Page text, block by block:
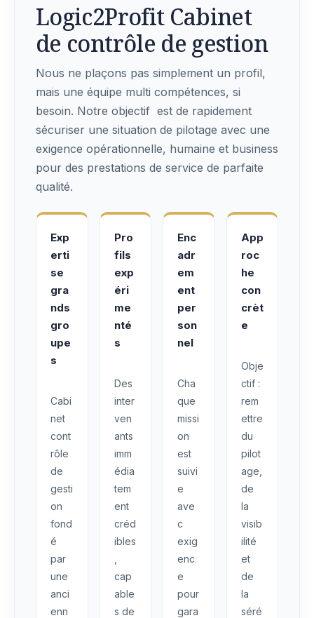
Logic2Profit Cabinet
de contrôle de gestion
Nous ne plaçons pas simplement un profil,
mais une équipe multi compétences, si
besoin. Notre objectif est de rapidement
sécuriser une situation de pilotage avec une
exigence opérationnelle, humaine et business
pour des prestations de service de parfaite
qualité.
Exp
erti
se
gra
nds
gro
upe
s
Cabi
net
cont
rôle
de
gesti
on
fond
é
par
une
anci
enn
Pro
fils
exp
éri
me
nté
s
Des
inter
ven
ants
imm
édia
tem
ent
créd
ibles
cap
able
s de
Enc
adr
em
ent
per
son
nel
Cha
que
missi
on
est
suivi
e
ave
c
exig
enc
e
pour
gara
App
roc
he
con
crèt
e
Obje
ctif :
rem
ettre
du
pilot
age,
de
la
visib
ilité
et
de
la
séré